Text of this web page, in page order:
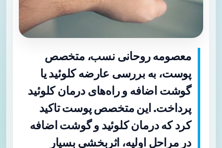
معصومه روحانی نسب، متخصص
پوست، به بررسی عارضه کلوئید یا
گوشت اضافه و راه‌های درمان کلوئید
پرداخت. این متخصص پوست تاکید
کرد که درمان کلوئید و گوشت اضافه
در مراحل اولیه، اثربخشی بسیار